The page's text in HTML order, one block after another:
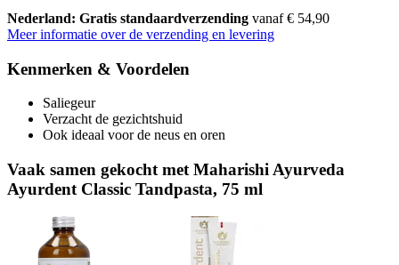
Nederland: Gratis standaardverzending vanaf € 54,90
Meer informatie over de verzending en levering
Kenmerken & Voordelen
Saliegeur
Verzacht de gezichtshuid
Ook ideaal voor de neus en oren
Vaak samen gekocht met Maharishi Ayurveda
Ayurdent Classic Tandpasta, 75 ml